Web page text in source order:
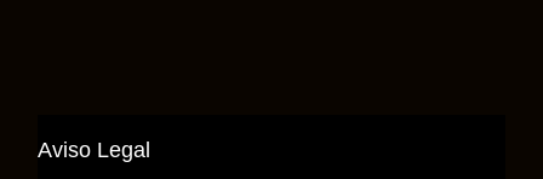
Aviso Legal